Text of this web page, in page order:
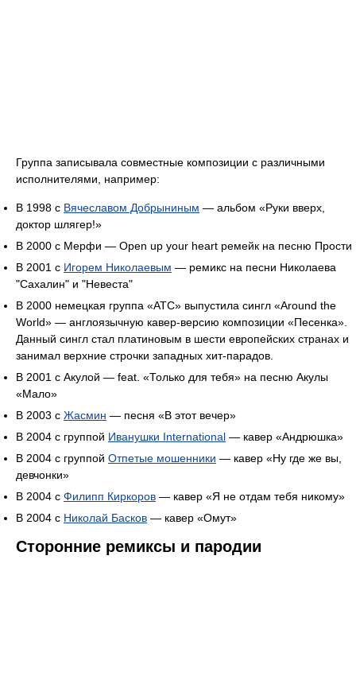
Группа записывала совместные композиции с различными
исполнителями, например:
В 1998 с Вячеславом Добрыниным — альбом «Руки вверх,
доктор шлягер!»
В 2000 с Мерфи — Open up your heart ремейк на песню Прости
В 2001 с Игорем Николаевым — ремикс на песни Николаева
"Сахалин" и "Невеста"
В 2000 немецкая группа «АТС» выпустила сингл «Around the
World» — англоязычную кавер-версию композиции «Песенка».
Данный сингл стал платиновым в шести европейских странах и
занимал верхние строчки западных хит-парадов.
В 2001 с Акулой — feat. «Только для тебя» на песню Акулы
«Мало»
В 2003 с Жасмин — песня «В этот вечер»
В 2004 с группой Иванушки International — кавер «Андрюшка»
В 2004 c группой Отпетые мошенники — кавер «Ну где же вы,
девчонки»
В 2004 с Филипп Киркоров — кавер «Я не отдам тебя никому»
В 2004 с Николай Басков — кавер «Омут»
Сторонние ремиксы и пародии